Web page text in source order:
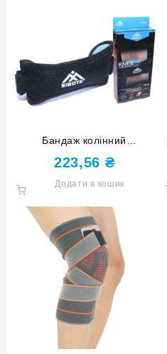
Бандаж колінний
пателярний чорний розмір L
ST-905-L
223,56 ₴
Додати в кошик